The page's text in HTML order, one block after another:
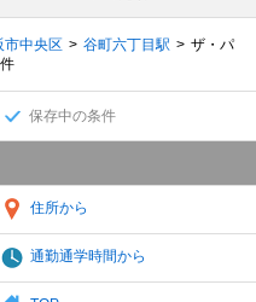
市中央区 谷町六丁目駅
ザ・パ
保存中の条件
住所から
通勤通学時間から